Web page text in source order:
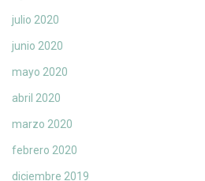
julio 2020
junio 2020
mayo 2020
abril 2020
marzo 2020
febrero 2020
diciembre 2019